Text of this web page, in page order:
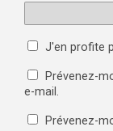
J'en profite
Prévenez-
e-mail.
Prévenez-